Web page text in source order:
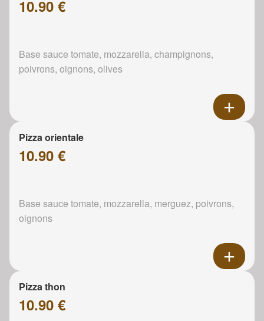
10.90 €
Base sauce tomate, mozzarella, champignons,
poivrons, oignons, olives
Pizza orientale
10.90 €
Base sauce tomate, mozzarella, merguez, poivrons,
oignons
Pizza thon
10.90 €